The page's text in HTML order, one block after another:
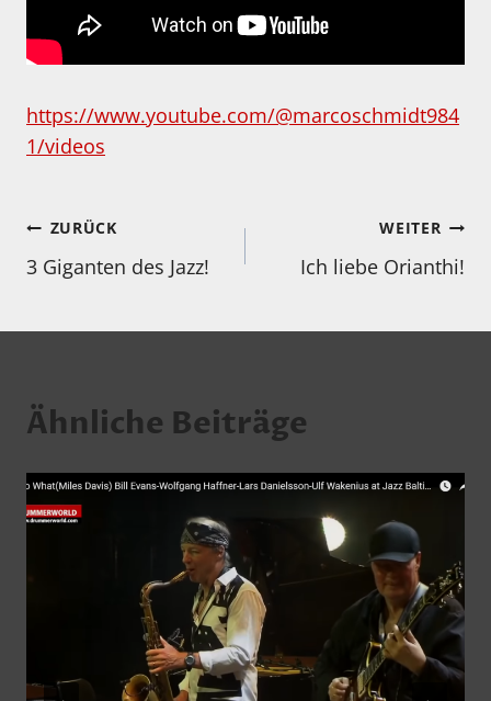
https://www.youtube.com/@marcoschmidt984
1/videos
Beitragsnavigation
ZURÜCK
3 Giganten des Jazz!
WEITER
Ich liebe Orianthi!
Ähnliche Beiträge